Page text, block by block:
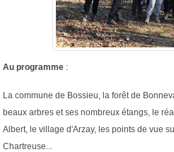
Au programme :
La commune de Bossieu, la forêt de
beaux arbres et ses nombreux étangs, le
Albert, le village d'Arzay, les points de vue
Chartreuse...